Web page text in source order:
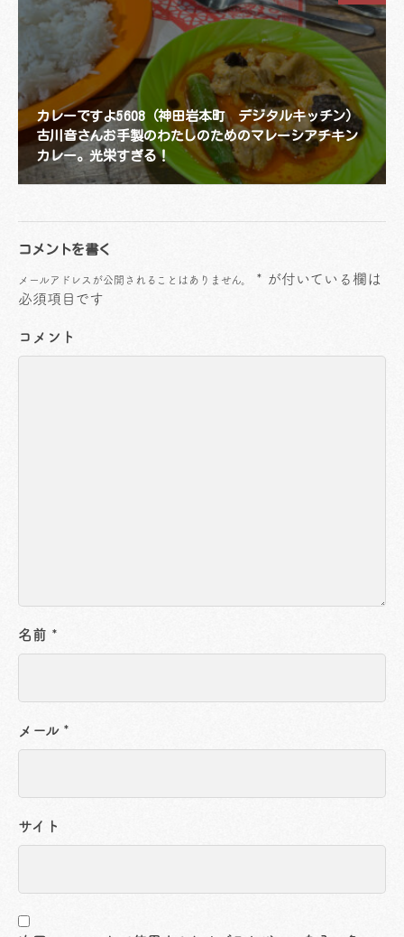
カレーですよ5608（神田岩本町 デジタルキッチン）
古川音さんお手製のわたしのためのマレーシアチキン
カレー。光栄すぎる！
コメントを書く
メールアドレスが公開されることはありません。 * が付いている欄は
必須項目です
コメント
名前 *
メール *
サイト